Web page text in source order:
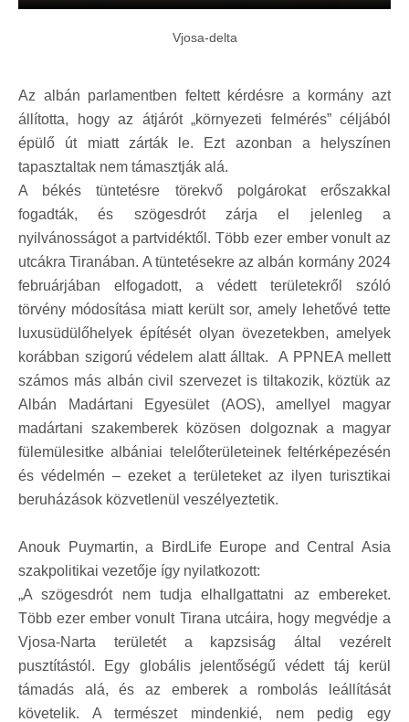
Vjosa-delta
Az albán parlamentben feltett kérdésre a kormány azt
állította, hogy az átjárót „környezeti felmérés” céljából
épülő út miatt zárták le. Ezt azonban a helyszínen
tapasztaltak nem támasztják alá.
A békés tüntetésre törekvő polgárokat erőszakkal
fogadták, és szögesdrót zárja el jelenleg a
nyilvánosságot a partvidéktől. Több ezer ember vonult az
utcákra Tiranában. A tüntetésekre az albán kormány 2024
februárjában elfogadott, a védett területekről szóló
törvény módosítása miatt került sor, amely lehetővé tette
luxusüdülőhelyek építését olyan övezetekben, amelyek
korábban szigorú védelem alatt álltak. A PPNEA mellett
számos más albán civil szervezet is tiltakozik, köztük az
Albán Madártani Egyesület (AOS), amellyel magyar
madártani szakemberek közösen dolgoznak a magyar
fülemülesitke albániai telelőterületeinek feltérképezésén
és védelmén – ezeket a területeket az ilyen turisztikai
beruházások közvetlenül veszélyeztetik.
Anouk Puymartin, a BirdLife Europe and Central Asia
szakpolitikai vezetője így nyilatkozott:
„A szögesdrót nem tudja elhallgattatni az embereket.
Több ezer ember vonult Tirana utcáira, hogy megvédje a
Vjosa-Narta területét a kapzsiság által vezérelt
pusztítástól. Egy globális jelentőségű védett táj kerül
támadás alá, és az emberek a rombolás leállítását
követelik. A természet mindenkié, nem pedig egy